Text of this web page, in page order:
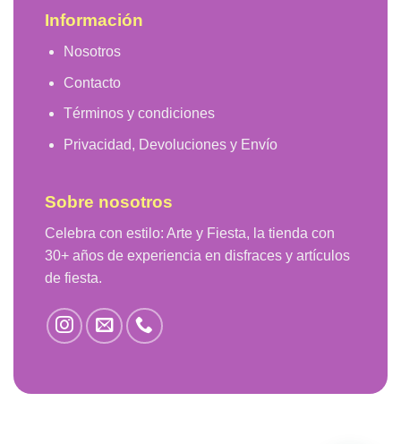
Información
Nosotros
Contacto
Términos y condiciones
Privacidad, Devoluciones y Envío
Sobre nosotros
Celebra con estilo: Arte y Fiesta, la tienda con
30+ años de experiencia en disfraces y artículos
de fiesta.